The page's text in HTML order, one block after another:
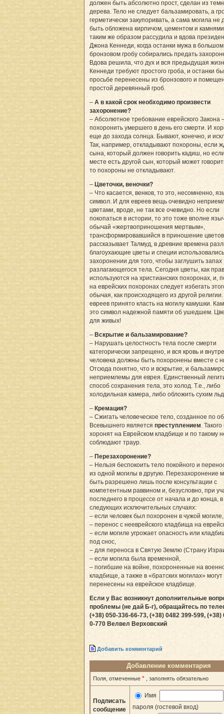
должен быть абсолютно прост, сделан из
дерева. Тело не следует бальзамировать, а
герметически закупоривать, а сама могила не
быть обложена кирпичом, цементом и
таким же образом рассудила и вдова
Джона Кеннеди, когда останки мужа в большом
бронзовом гробу собирались предать
Вдова решила, что дух и вся предыдущая
Кеннеди требуют простого гроба, и останки
просьбе перенесены из бронзового и
простой деревянный гроб.
– А в какой срок необходимо произвести
захоронение?
– Абсолютное требование еврейского Закона
похоронить умершего в день его смерти. И
еще до захода солнца. Бывают, конечно, и
Так, например, откладывают похороны, если
сына, который должен говорить кадиш, но
месте есть другой сын, который может
то похороны не откладывают.
– Цветочки, веночки?
– Что касается, венков, то это, несомненно,
символ. И для евреев вещь очевидно
цветами, вроде, не так все очевидно. Но если
покопаться в истории, то это тоже вполне
обычай «жертвоприношения мертвым»,
трансформировавшийся в приношение
рассказывает Талмуд, в древние времена
благоухающие цветы и специи
захоронении для того, чтобы заглушить запах
разлагающегося тела. Сегодня цветы, как
используются на христианских похоронах, и,
на еврейских похоронах следует избегать
обычая, как происходящего из другой
евреев принято класть на могилу камушки.
это символ надежной памяти об ушедшем.
для живых!
– Вскрытие и бальзамирование?
– Нарушать целостность тела после смерти
категорически запрещено, и вся кровь и
человека должны быть похоронены вместе с
Отсюда понятно, что и вскрытие, и
неприемлемы для еврея. Единственный
способ сохранения тела, это холод. Т.е., либо
холодильная камера, либо обложить сухим
– Кремация?
– Сжигать человеческое тело, созданное по
Всевышнего является преступлением. Такого
хоронят на Еврейском кладбище и по такому
соблюдают траур.
– Перезахоронение?
– Нельзя беспокоить тело покойного и
из одной могилы в другую. Перезахоронение
быть разрешено лишь после консультации с
компетентным раввином и, безусловно, при
последнего в процессе от начала и до конца, в
следующих исключительных случаях:
– если человек был похоронен в чужой могиле,
– перенос с нееврейского кладбища на
– если могиле угрожает опасность или
под снос,
– для переноса в Святую Землю (Страну
– если могила была временной,
– погибшие на войне, похороненные на
кладбище, а также в «братских могилах»
перенесены на еврейское кладбище.
Если у Вас возникнут дополнительные
проблемы (не дай Б-г), обращайтесь по
(+38) 050-336-66-73, (+38) 0482 399-599, (+38)
0-770 Велвел Верховский
Добавить комментарий
Добавление комментария
Поля, отмеченные * , заполнять обязательно
Подписать
сообщение
Имя
пароля (гостевой вход)